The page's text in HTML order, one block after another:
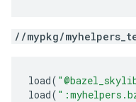
//mypkg/
load(
load(